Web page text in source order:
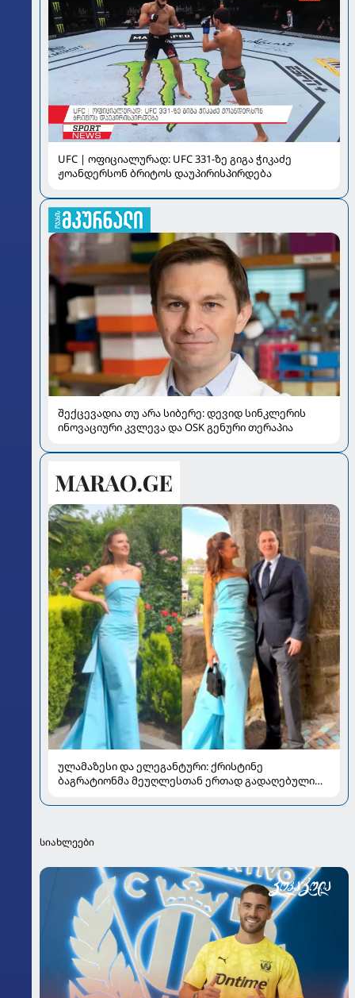
UFC | ოფიციალურად: UFC 331-ზე გიგა ჭიკაძე
ჟოანდერსონ ბრიტოს დაუპირისპირდება
შექცევადია თუ არა სიბერე: დევიდ სინკლერის
ინოვაციური კვლევა და OSK გენური თერაპია
ულამაზესი და ელეგანტური: ქრისტინე
ბაგრატიონმა მეუღლესთან ერთად გადაღებული
სიახლეები